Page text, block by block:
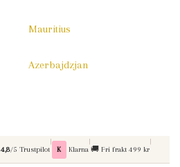
Mauritius
Azerbajdzjan
4,8/5 Trustpilot
|
K
Betala med
Klarna
|
🚚 Fri frakt vid kop over
Fri frakt 499 kr
|